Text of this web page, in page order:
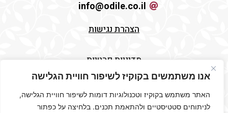
אנו משתמשים בקוקיז לשיפור חוויית הגלישה
האתר משתמש בקוקיז וטכנולוגיות דומות לשיפור חוויית הגלישה,
לניתוחים סטטיסטיים ולהתאמת תכנים. בלחיצה על כפתור
info@odile.co.il
הצהרת נגישות
מדיניות פרטיות
תקנון האתר